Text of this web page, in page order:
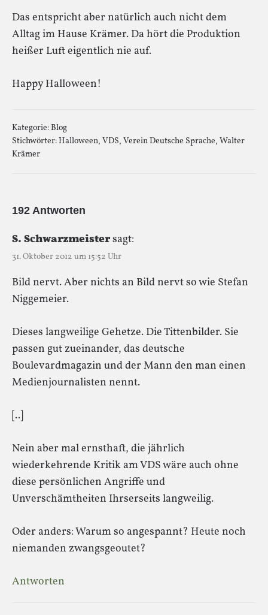
Das entspricht aber natürlich auch nicht dem
Alltag im Hause Krämer. Da hört die Produktion
heißer Luft eigentlich nie auf.
Happy Halloween!
Kategorie:Blog
Stichwörter:Halloween, VDS, Verein Deutsche Sprache, Walter
Krämer
192 Antworten
S. Schwarzmeistersagt:
31. Oktober 2012 um 15:52 Uhr
Bild nervt. Aber nichts an Bild nervt so wie Stefan
Niggemeier.
Dieses langweilige Gehetze. Die Tittenbilder. Sie
passen gut zueinander, das deutsche
Boulevardmagazin und der Mann den man einen
Medienjournalisten nennt.
[..]
Nein aber mal ernsthaft, die jährlich
wiederkehrende Kritik am VDS wäre auch ohne
diese persönlichen Angriffe und
Unverschämtheiten Ihrserseits langweilig.
Oder anders: Warum so angespannt? Heute noch
niemanden zwangsgeoutet?
Antworten